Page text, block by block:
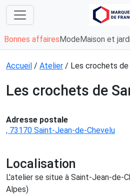
Bonnes affaires Mode Maison et
Accueil / Atelier / Les crochets de
Les crochets de
Adresse postale
, 73170 Saint-Jean-de-Chevelu
Localisation
L'atelier se situe à Saint-Jean-de-
Alpes)